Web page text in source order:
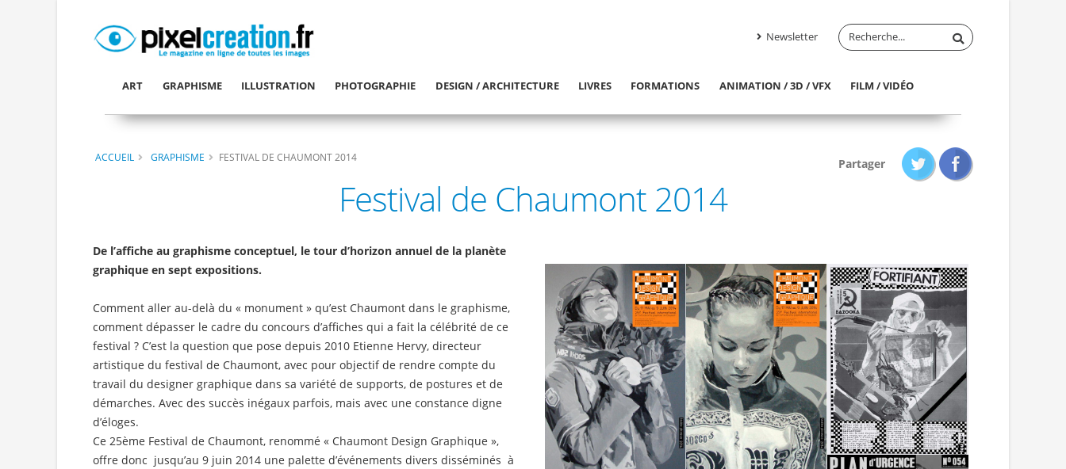
Newsletter
ART GRAPHISME ILLUSTRATION PHOTOGRAPHIE DESIGN / ARCHITECTURE LIVRES FORMATIONS ANIMATION / 3D / VFX FILM / VIDÉO
ACCUEIL GRAPHISME FESTIVAL DE CHAUMONT 2014 Partager
Festival de Chaumont 2014
De l’affiche au graphisme conceptuel, le tour d’horizon annuel de la planète
graphique en sept expositions.
Comment aller au-delà du « monument » qu’est Chaumont dans le graphisme,
comment dépasser le cadre du concours d’affiches qui a fait la célébrité de ce
festival ? C’est la question que pose depuis 2010 Etienne Hervy, directeur
artistique du festival de Chaumont, avec pour objectif de rendre compte du
travail du designer graphique dans sa variété de supports, de postures et de
démarches. Avec des succès inégaux parfois, mais avec une constance digne
d’éloges.
Ce 25ème Festival de Chaumont, renommé « Chaumont Design Graphique »,
offre donc jusqu’au 9 juin 2014 une palette d’événements divers disséminés à